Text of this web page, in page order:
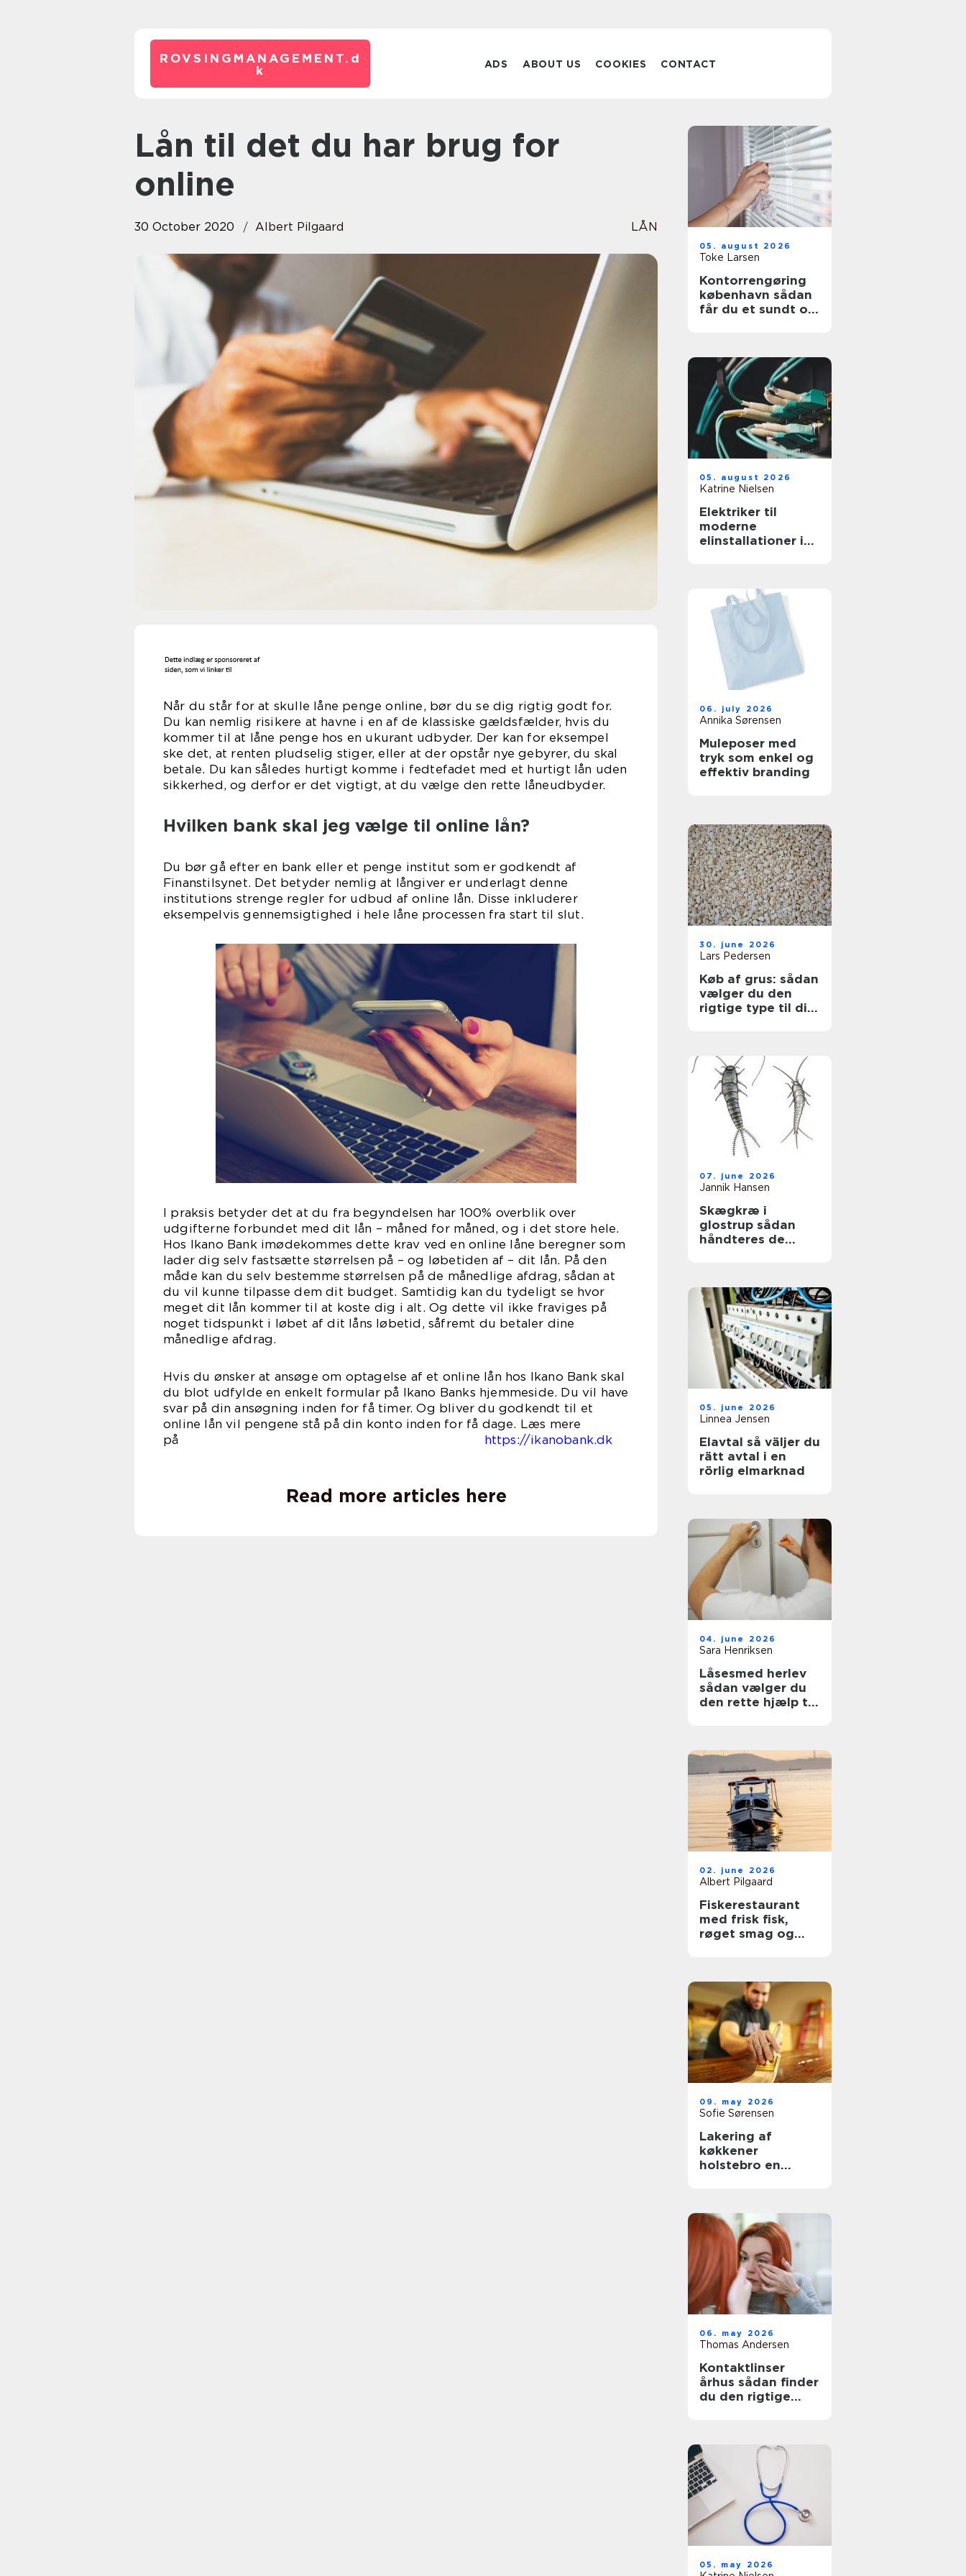
ROVSINGMANAGEMENT. d
k
ADS ABOUT US COOKIES CONTACT
Lån til det du har brug for
online
30 October 2020 Albert Pilgaard LÅN
Når du står for at skulle låne penge online, bør du se dig rigtig godt for.
Du kan nemlig risikere at havne i en af de klassiske gældsfælder, hvis du
kommer til at låne penge hos en ukurant udbyder. Der kan for eksempel
ske det, at renten pludselig stiger, eller at der opstår nye gebyrer, du skal
betale. Du kan således hurtigt komme i fedtefadet med et hurtigt lån uden
sikkerhed, og derfor er det vigtigt, at du vælge den rette låneudbyder.
Hvilken bank skal jeg vælge til online lån?
Du bør gå efter en bank eller et penge institut som er godkendt af
Finanstilsynet. Det betyder nemlig at långiver er underlagt denne
institutions strenge regler for udbud af online lån. Disse inkluderer
eksempelvis gennemsigtighed i hele låne processen fra start til slut.
I praksis betyder det at du fra begyndelsen har 100% overblik over
udgifterne forbundet med dit lån – måned for måned, og i det store hele.
Hos Ikano Bank imødekommes dette krav ved en online låne beregner som
lader dig selv fastsætte størrelsen på – og løbetiden af – dit lån. På den
måde kan du selv bestemme størrelsen på de månedlige afdrag, sådan at
du vil kunne tilpasse dem dit budget. Samtidig kan du tydeligt se hvor
meget dit lån kommer til at koste dig i alt. Og dette vil ikke fraviges på
noget tidspunkt i løbet af dit låns løbetid, såfremt du betaler dine
månedlige afdrag.
Hvis du ønsker at ansøge om optagelse af et online lån hos Ikano Bank skal
du blot udfylde en enkelt formular på Ikano Banks hjemmeside. Du vil have
svar på din ansøgning inden for få timer. Og bliver du godkendt til et
online lån vil pengene stå på din konto inden for få dage. Læs mere
på https://ikanobank.dk
Read more articles here
05. august 2026
Toke Larsen
Kontorrengøring
københavn sådan
får du et sundt og
05. august 2026
Katrine Nielsen
Elektriker til
moderne
elinstallationer i
06. july 2026
Annika Sørensen
Muleposer med
tryk som enkel og
effektiv branding
30. june 2026
Lars Pedersen
Køb af grus: sådan
vælger du den
rigtige type til dit
07. june 2026
Jannik Hansen
Skægkræ i
glostrup sådan
håndteres de
05. june 2026
Linnea Jensen
Elavtal så väljer du
rätt avtal i en
rörlig elmarknad
04. june 2026
Sara Henriksen
Låsesmed herlev
sådan vælger du
den rette hjælp til
02. june 2026
Albert Pilgaard
Fiskerestaurant
med frisk fisk,
røget smag og
09. may 2026
Sofie Sørensen
Lakering af
køkkener
holstebro en
06. may 2026
Thomas Andersen
Kontaktlinser
århus sådan finder
du den rigtige
05. may 2026